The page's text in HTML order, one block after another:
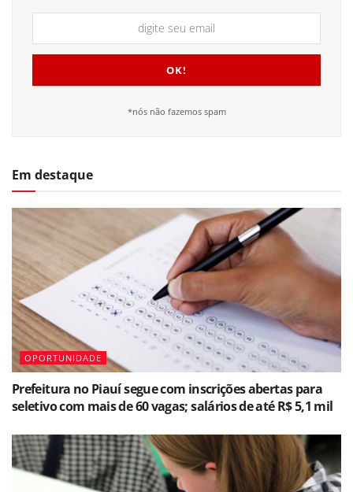
*nós não fazemos spam
Em destaque
OPORTUNIDADE
Prefeitura no Piauí segue com inscrições abertas para
seletivo com mais de 60 vagas; salários de até R$ 5,1 mil